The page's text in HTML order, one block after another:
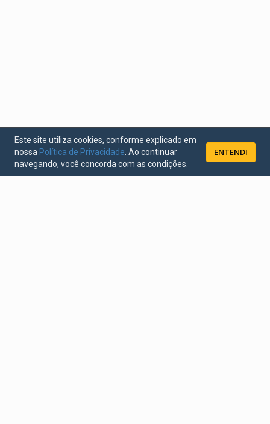
Este site utiliza cookies, conforme explicado em
nossa Política de Privacidade . Ao continuar
navegando, você concorda com as condições.
ENTENDI